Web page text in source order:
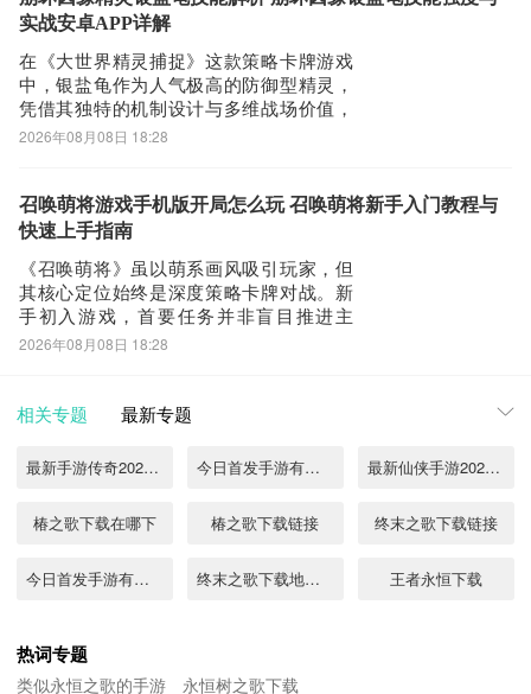
队，稳拿全部开服阶段奖励，顺利过渡至
实战安卓APP详解
在《大世界精灵捕捉》这款策略卡牌游戏
中，银盐龟作为人气极高的防御型精灵，
凭借其独特的机制设计与多维战场价值，
成为众多玩家阵容构建的核心选择。该精
动突进至敌方前排，兼具高爆发输出、持
续自疗及巨额生命值成长三大特性。当前
2026年08月08日 18:28
召唤萌将游戏手机版开局怎么玩 召唤萌将新手入门教程与
快速上手指南
《召唤萌将》虽以萌系画风吸引玩家，但
其核心定位始终是深度策略卡牌对战。新
手初入游戏，首要任务并非盲目推进主
线，而是构建可持续成长的资源管理逻辑
内容均围绕队伍配置展开，尤其在主线关
停滞的关键节
2026年08月08日 18:28
相关专题 最新专题
最新手游传奇2021首发有哪些 今日首发手游有哪些2022 最新仙侠手游2023首发排行
椿之歌下载在哪下 椿之歌下载链接 终末之歌下载链接
今日首发手游有哪些 终末之歌下载地址分享 王者永恒下载
热词专题
类似永恒之歌的手游 永恒树之歌下载